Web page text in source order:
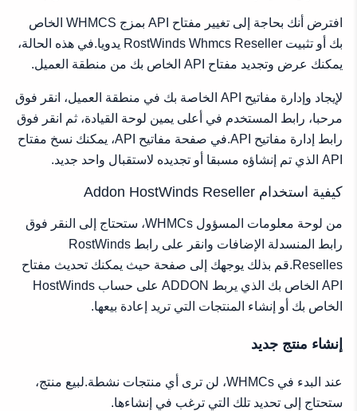
افترض أنك بحاجة إلى تغيير مفتاح API بمزج WHMCS الخاص
بك أو تثبيت RostWinds Whmcs Reseller يدويا.في هذه الحالة،
يمكنك عرض وتجديد مفتاح API الخاص بك من منطقة العميل.
لإيجاد وإدارة مفاتيح API الخاصة بك في منطقة العميل، انقر فوق
مرحبا، رابط المستخدم في أعلى يمين لوحة القيادة، ثم انقر فوق
رابط إدارة مفاتيح API.في صفحة مفاتيح API، يمكنك نسخ مفتاح
API الذي تم إنشاؤه مسبقا أو تجديده لاستقبال واحد جديد.
كيفية استخدام Addon HostWinds Reseller
من لوحة معلومات المسؤول WHMCs، ستحتاج إلى النقر فوق
رابط المنسدلة الإضافات وانقر على رابط RostWinds
Reselles.قم بذلك يوجهك إلى صفحة حيث يمكنك تحديث مفتاح
API الخاص بك الذي يربط ADDON على حساب HostWinds
الخاص بك أو إنشاء المنتجات التي تريد إعادة بيعها.
إنشاء منتج جديد
عند البدء في WHMCs، لن ترى أي منتجات نشطة.لبيع منتج،
ستحتاج إلى تحديد تلك التي ترغب في إنشاءها.